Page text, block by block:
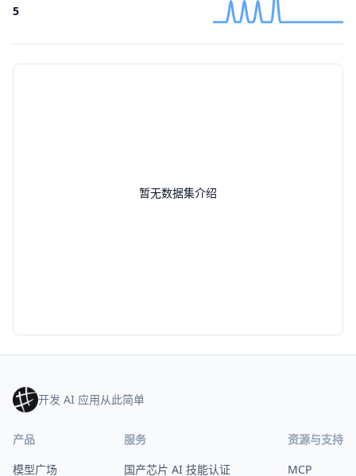
暂无数据集介绍
5
开发 AI 应用从此简单
产品
模型广场
服务
国产芯片 AI 技能认证
资源与支持
MCP